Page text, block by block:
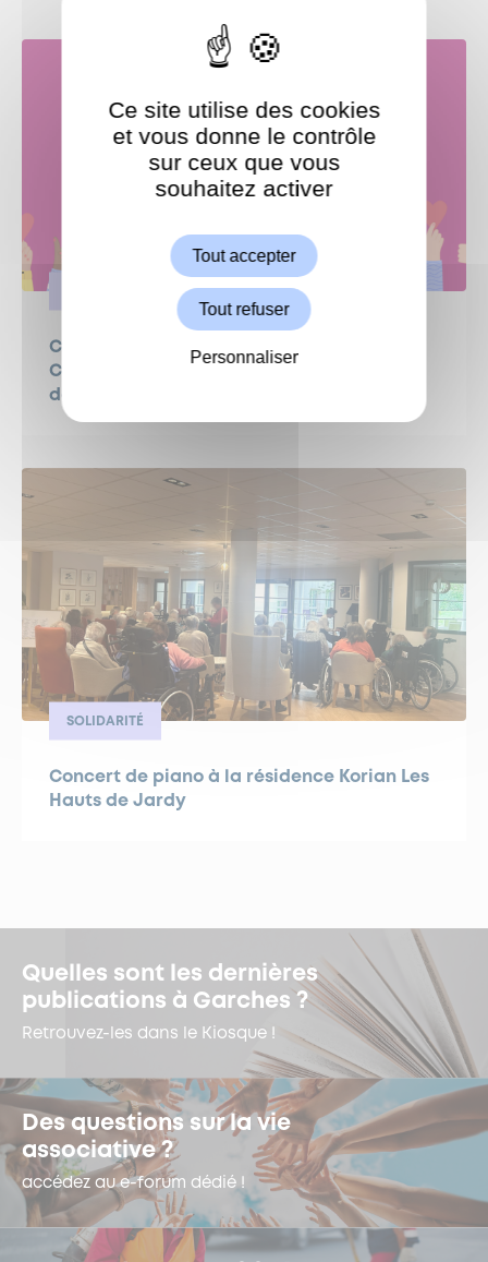
Campagne de dons 2026 au profit du
Centre Communal d’Action Sociale (CCAS)
de Garches
SOLIDARITÉ
Concert de piano à la résidence Korian Les
Hauts de Jardy
Quelles sont les dernières
publications à Garches ?
Retrouvez-les dans le Kiosque !
Des questions sur la vie
associative ?
accédez au e-forum dédié !
ShareThis est désactivé.
Ce site utilise des cookies
et vous donne le contrôle
sur ceux que vous
souhaitez activer
Tout accepter
Tout refuser
Personnaliser